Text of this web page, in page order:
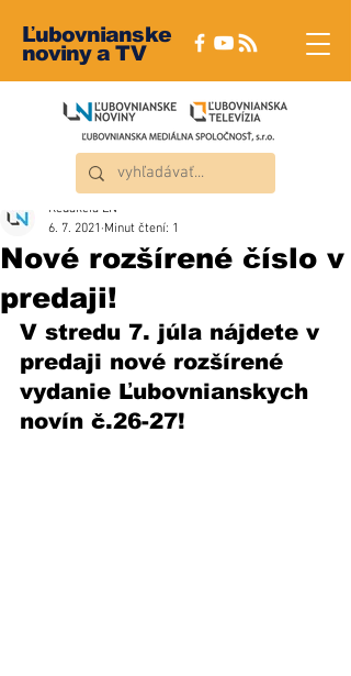
Ľubovnianske
noviny a TV
Nové rozšírené číslo v
predaji!
Redakcia ĽN
6. 7. 2021 Minut čtení: 1
V stredu 7. júla nájdete v
predaji nové rozšírené
vydanie Ľubovnianskych
novín č.26-27!